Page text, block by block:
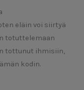
eläin voi siirtyä
totuttelemaan
tottunut ihmisiin,
kodin.